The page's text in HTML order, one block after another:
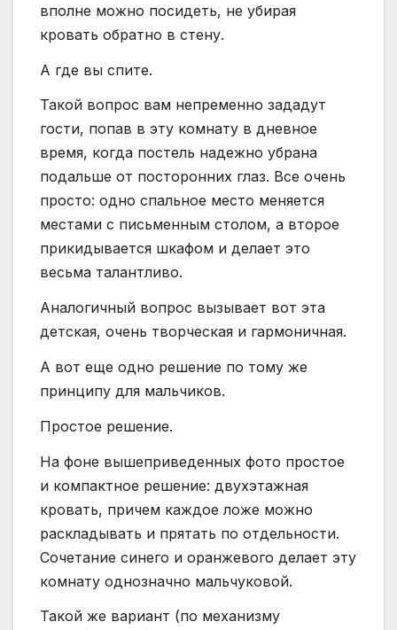
вполне можно посидеть, не убирая
кровать обратно в стену.
А где вы спите.
Такой вопрос вам непременно зададут
гости, попав в эту комнату в дневное
время, когда постель надежно убрана
подальше от посторонних глаз. Все очень
просто: одно спальное место меняется
местами с письменным столом, а второе
прикидывается шкафом и делает это
весьма талантливо.
Аналогичный вопрос вызывает вот эта
детская, очень творческая и гармоничная.
А вот еще одно решение по тому же
принципу для мальчиков.
Простое решение.
На фоне вышеприведенных фото простое
и компактное решение: двухэтажная
кровать, причем каждое ложе можно
раскладывать и прятать по отдельности.
Сочетание синего и оранжевого делает эту
комнату однозначно мальчуковой.
Такой же вариант (по механизму